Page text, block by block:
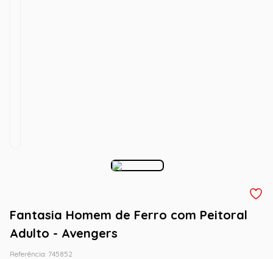
Fantasia Homem de Ferro com Peitoral
Adulto - Avengers
Referência: 745852